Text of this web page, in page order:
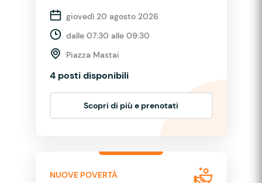
giovedì 20 agosto 2026
dalle 07:30 alle 09:30
Piazza Mastai
4 posti disponibili
Scopri di più e prenotati
NUOVE POVERTÀ